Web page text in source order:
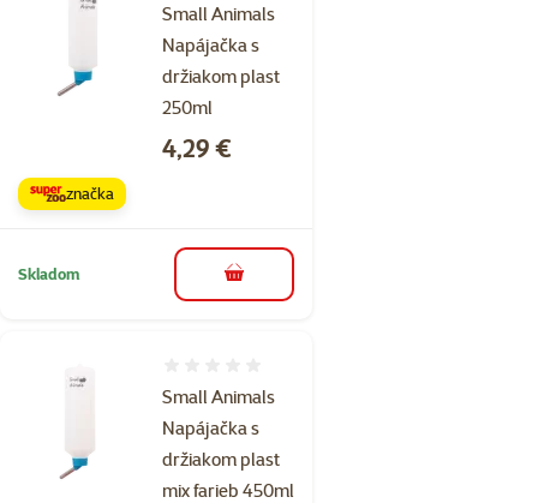
Small Animals
Napájačka s
držiakom plast
250ml
Cena
4,29 €
značka
Skladom do košíka
Small Animals
Napájačka s
držiakom plast
mix farieb 450ml